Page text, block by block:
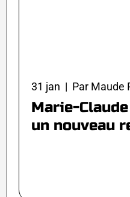
31 jan | Par Maude
Marie-
un nouveau